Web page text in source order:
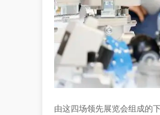
由这四场领先展览会组成的